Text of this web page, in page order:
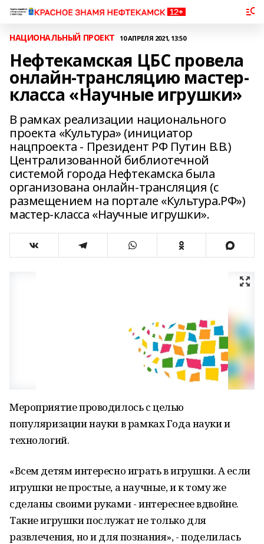
НАЦИОНАЛЬНЫЙ ПРОЕКТ 10 АПРЕЛЯ 2021, 13:50
Нефтекамская ЦБС провела
онлайн-трансляцию мастер-
класса «Научные игрушки»
В рамках реализации национального
проекта «Культура» (инициатор
нацпроекта - Президент РФ Путин В.В.)
Централизованной библиотечной
системой города Нефтекамска была
организована онлайн-трансляция (с
размещением на портале «Культура.РФ»)
мастер-класса «Научные игрушки».
Мероприятие проводилось с целью
популяризации науки в рамках Года науки и
технологий.
«Всем детям интересно играть в игрушки. А если
игрушки не простые, а научные, и к тому же
сделаны своими руками - интереснее вдвойне.
Такие игрушки послужат не только для
развлечения, но и для познания», - поделилась